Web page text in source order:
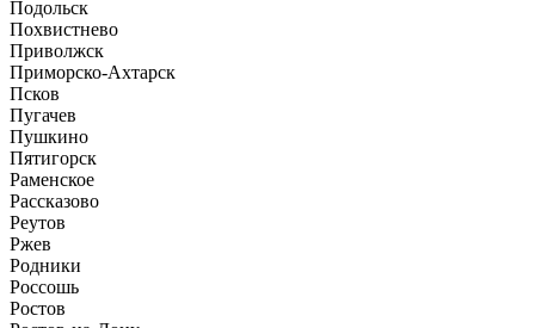
Подольск
Похвистнево
Приволжск
Приморско-Ахтарск
Псков
Пугачев
Пушкино
Пятигорск
Раменское
Рассказово
Реутов
Ржев
Родники
Россошь
Ростов